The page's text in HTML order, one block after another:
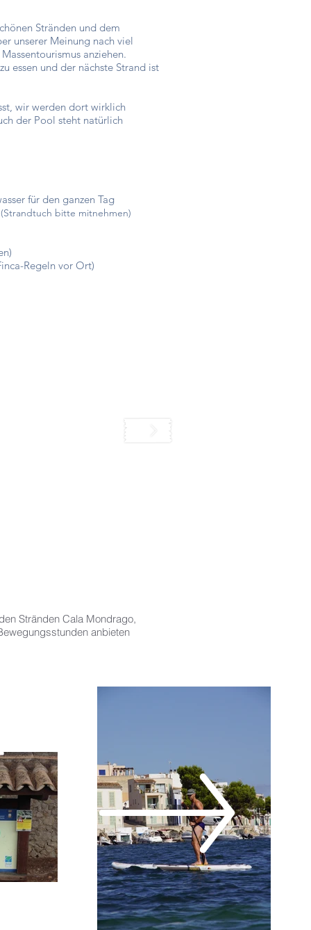
Stränden und dem
unserer Meinung nach viel
anziehen.
essen und der nächste Strand ist
wir werden dort wirklich
der Pool steht natürlich
für den ganzen Tag
(Strandtuch bitte mitnehmen)
Regeln vor Ort)
Stränden Cala Mondrago,
anbieten